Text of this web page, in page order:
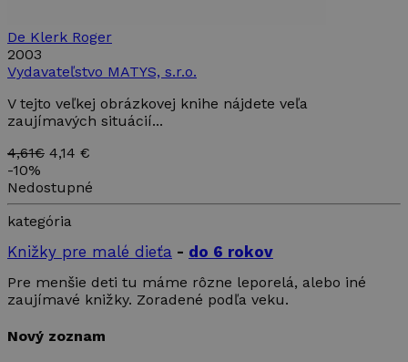
De Klerk Roger
2003
Vydavateľstvo MATYS, s.r.o.
V tejto veľkej obrázkovej knihe nájdete veľa
zaujímavých situácií...
4,61€ 4,14 €
-10%
Nedostupné
kategória
Knižky pre malé dieťa - do 6 rokov
Pre menšie deti tu máme rôzne leporelá, alebo iné
zaujímavé knižky. Zoradené podľa veku.
Nový zoznam